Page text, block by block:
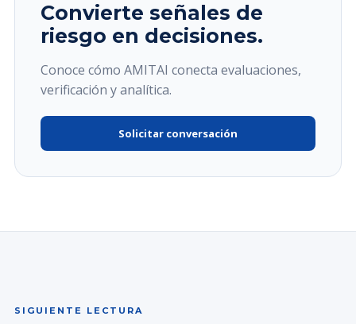
Convierte señales de
riesgo en decisiones.
Conoce cómo AMITAI conecta evaluaciones,
verificación y analítica.
Solicitar conversación
SIGUIENTE LECTURA